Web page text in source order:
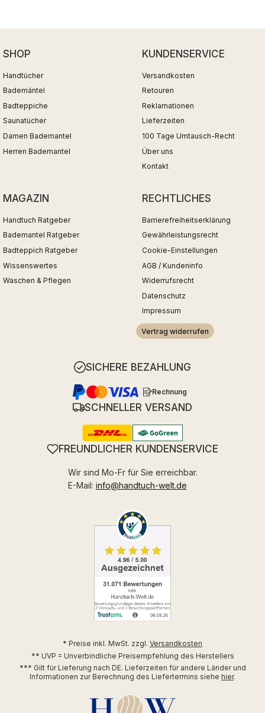
SHOP
Handtücher
Bademäntel
Badteppiche
Saunatücher
Damen Bademantel
Herren Bademantel
KUNDENSERVICE
Versandkosten
Retouren
Reklamationen
Lieferzeiten
100 Tage Umtausch-Recht
Über uns
Kontakt
MAGAZIN
Handtuch Ratgeber
Bademantel Ratgeber
Badteppich Ratgeber
Wissenswertes
Waschen & Pflegen
RECHTLICHES
Barrierefreiheitserklärung
Gewährleistungsrecht
Cookie-Einstellungen
AGB / Kundeninfo
Widerrufsrecht
Datenschutz
Impressum
Vertrag widerrufen
SICHERE BEZAHLUNG
Rechnung
SCHNELLER VERSAND
FREUNDLICHER KUNDENSERVICE
Wir sind Mo-Fr für Sie erreichbar.
E-Mail: info@handtuch-welt.de
* Preise inkl. MwSt. zzgl. Versandkosten
** UVP = Unverbindliche Preisempfehlung des Herstellers
*** Gilt für Lieferung nach DE. Lieferzeiten für andere Länder und
Informationen zur Berechnung des Liefertermins siehe hier.